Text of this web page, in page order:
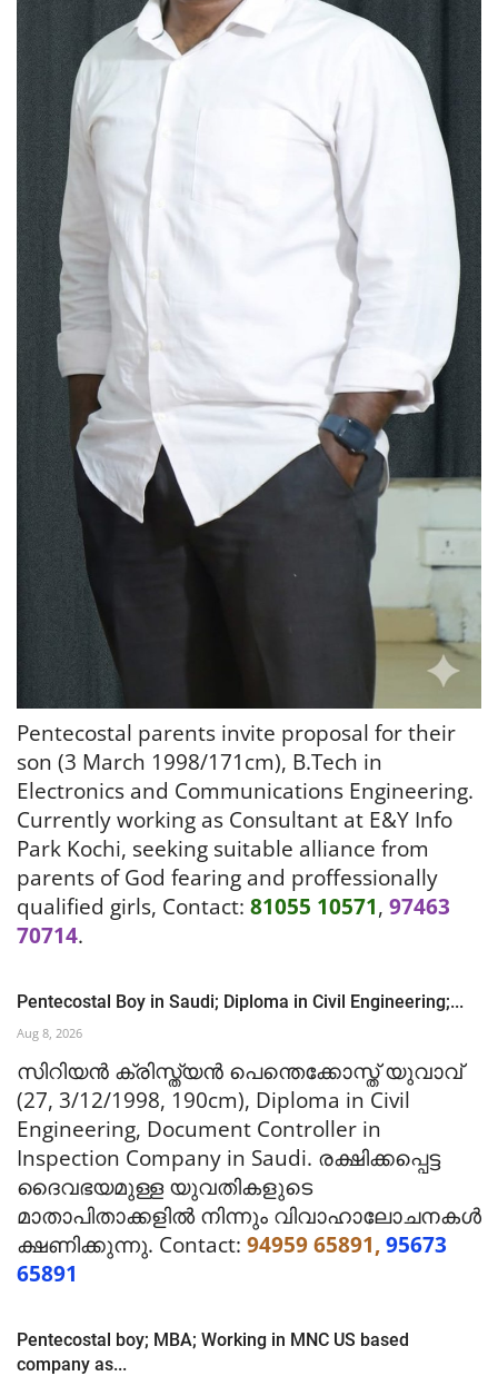
Pentecostal parents invite proposal for their
son (3 March 1998/171cm), B.Tech in
Electronics and Communications Engineering.
Currently working as Consultant at E&Y Info
Park Kochi, seeking suitable alliance from
parents of God fearing and proffessionally
qualified girls, Contact: 81055 10571, 97463
70714.
Pentecostal Boy in Saudi; Diploma in Civil Engineering;...
Aug 8, 2026
സിറിയൻ ക്രിസ്ത്യൻ പെന്തെക്കോസ്ത് യുവാവ്
(27, 3/12/1998, 190cm), Diploma in Civil
Engineering, Document Controller in
Inspection Company in Saudi. രക്ഷിക്കപ്പെട്ട
ദൈവഭയമുള്ള യുവതികളുടെ
മാതാപിതാക്കളിൽ നിന്നും വിവാഹാലോചനകൾ
ക്ഷണിക്കുന്നു. Contact: 94959 65891, 95673
65891
Pentecostal boy; MBA; Working in MNC US based
company as...